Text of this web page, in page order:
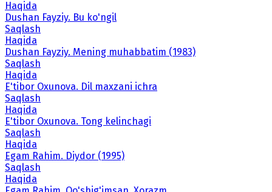
Haqida
Dushan Fayziy. Bu ko'ngil
Saqlash
Haqida
Dushan Fayziy. Mening muhabbatim (1983)
Saqlash
Haqida
E'tibor Oxunova. Dil maxzani ichra
Saqlash
Haqida
E'tibor Oxunova. Tong kelinchagi
Saqlash
Haqida
Egam Rahim. Diydor (1995)
Saqlash
Haqida